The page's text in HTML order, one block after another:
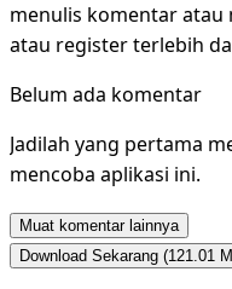
menulis komentar
atau register terlebih
Belum ada komentar
Jadilah yang pertama
mencoba aplikasi ini.
Muat komentar lainnya
Download Sekarang (121.01